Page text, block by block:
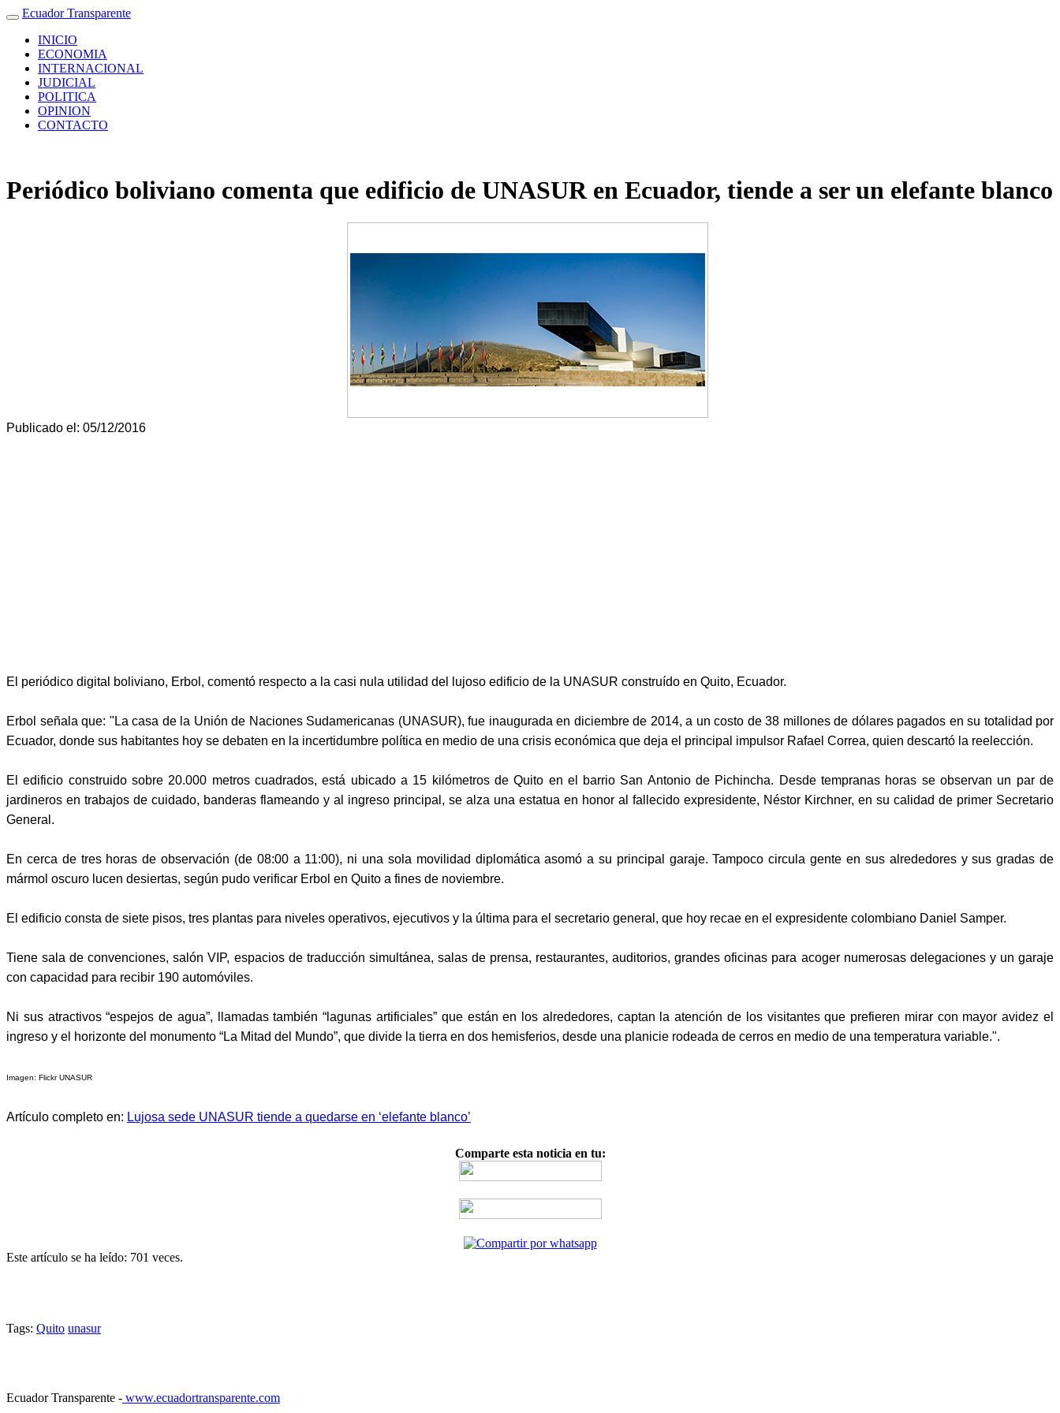
Ecuador Transparente
INICIO
ECONOMIA
INTERNACIONAL
JUDICIAL
POLITICA
OPINION
CONTACTO
Periódico boliviano comenta que edificio de UNASUR en Ecuador, tiende a ser un elefante blanco
Publicado el: 05/12/2016
El periódico digital boliviano, Erbol, comentó respecto a la casi nula utilidad del lujoso edificio de la UNASUR construído en Quito, Ecuador.
Erbol señala que: "La casa de la Unión de Naciones Sudamericanas (UNASUR), fue inaugurada en diciembre de 2014, a un costo de 38 millones de dólares pagados en su totalidad por
Ecuador, donde sus habitantes hoy se debaten en la incertidumbre política en medio de una crisis económica que deja el principal impulsor Rafael Correa, quien descartó la reelección.
El edificio construido sobre 20.000 metros cuadrados, está ubicado a 15 kilómetros de Quito en el barrio San Antonio de Pichincha. Desde tempranas horas se observan un par de
jardineros en trabajos de cuidado, banderas flameando y al ingreso principal, se alza una estatua en honor al fallecido expresidente, Néstor Kirchner, en su calidad de primer Secretario
General.
En cerca de tres horas de observación (de 08:00 a 11:00), ni una sola movilidad diplomática asomó a su principal garaje. Tampoco circula gente en sus alrededores y sus gradas de
mármol oscuro lucen desiertas, según pudo verificar Erbol en Quito a fines de noviembre.
El edificio consta de siete pisos, tres plantas para niveles operativos, ejecutivos y la última para el secretario general, que hoy recae en el expresidente colombiano Daniel Samper.
Tiene sala de convenciones, salón VIP, espacios de traducción simultánea, salas de prensa, restaurantes, auditorios, grandes oficinas para acoger numerosas delegaciones y un garaje
con capacidad para recibir 190 automóviles.
Ni sus atractivos “espejos de agua”, llamadas también “lagunas artificiales” que están en los alrededores, captan la atención de los visitantes que prefieren mirar con mayor avidez el
ingreso y el horizonte del monumento “La Mitad del Mundo”, que divide la tierra en dos hemisferios, desde una planicie rodeada de cerros en medio de una temperatura variable.".
Imagen: Flickr UNASUR
Artículo completo en: Lujosa sede UNASUR tiende a quedarse en ‘elefante blanco’
Comparte esta noticia en tu:
Este artículo se ha leído: 701 veces.
Tags: Quito unasur
Ecuador Transparente - www.ecuadortransparente.com